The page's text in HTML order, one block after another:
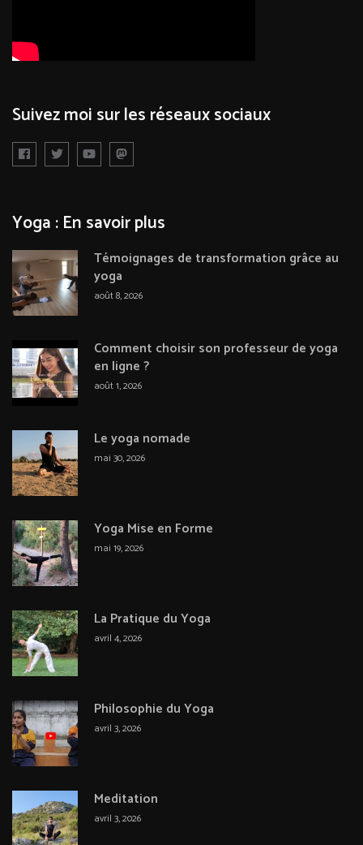
Suivez moi sur les réseaux sociaux
Yoga : En savoir plus
Témoignages de transformation grâce au
yoga
août 8, 2026
Comment choisir son professeur de yoga
en ligne ?
août 1, 2026
Le yoga nomade
mai 30, 2026
Yoga Mise en Forme
mai 19, 2026
La Pratique du Yoga
avril 4, 2026
Philosophie du Yoga
avril 3, 2026
Meditation
avril 3, 2026